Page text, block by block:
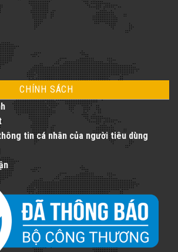
CHÍNH SÁCH
tin cá nhân của người tiêu dùng